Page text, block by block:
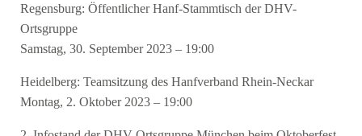
Regensburg: Öffentlicher Hanf-Stammtisch der DHV-
Ortsgruppe
Samstag, 30. September 2023 – 19:00
Heidelberg: Teamsitzung des Hanfverband Rhein-Neckar
Montag, 2. Oktober 2023 – 19:00